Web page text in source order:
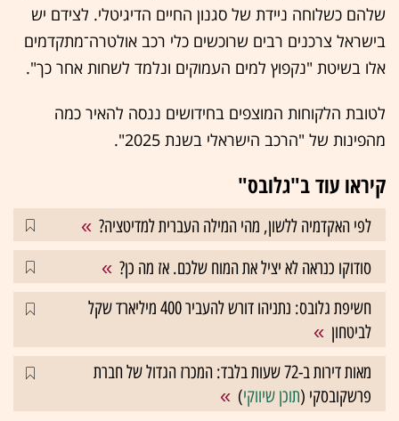
שלהם כשלוחה ניידת של סגנון החיים הדיגיטלי. לצידם יש
בישראל צרכנים רבים שרוכשים כלי רכב אולטרה־מתקדמים
אלו בשיטת "נקפוץ למים העמוקים ונלמד לשחות אחר כך".
לטובת הלקוחות המוצפים בחידושים ננסה להאיר כמה
מהפינות של "הרכב הישראלי בשנת 2025".
קיראו עוד ב"גלובס"
לפי האקדמיה ללשון, מהי המילה העברית למדיטציה?
סודוקו כנראה לא יציל את המוח שלכם. אז מה כן?
חשיפת גלובס: נתניהו דורש להעביר 400 מיליארד שקל
לביטחון
מאות דירות ב-72 שעות בלבד: המכרז הגדול של חברת
פרשקובסקי (תוכן שיווקי)